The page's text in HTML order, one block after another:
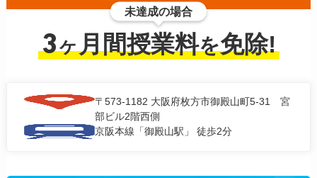
未達成の場合
3ヶ月間授業料を免除!
〒573-1182 大阪府枚方市御殿山町5-31 宮
部ビル2階西側
京阪本線「御殿山駅」 徒歩2分